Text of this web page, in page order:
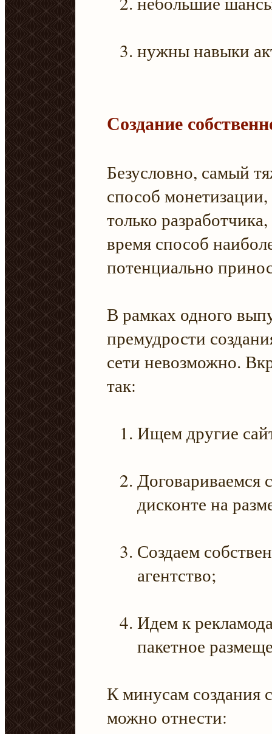
нужны навыки
Создание
Безусловно, самый
способ
только
время способ
потенциально
В рамках одного
премудрости
сети невозможно.
так:
Ищем другие
Договариваемся
дисконте на
Создаем
агентство;
Идем к
пакетное
К минусам создания
можно отнести: